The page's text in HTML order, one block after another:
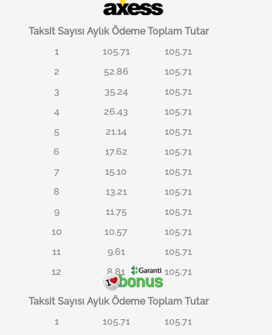
Taksit Sayısı Aylık Ödeme Toplam Tutar
1
105.71
105.71
2
52.86
105.71
3
35.24
105.71
4
26.43
105.71
5
21.14
105.71
6
17.62
105.71
7
15.10
105.71
8
13.21
105.71
9
11.75
105.71
10
10.57
105.71
11
9.61
105.71
12
8.81 105.71
Taksit Sayısı Aylık Ödeme Toplam Tutar
1
105.71 105.71